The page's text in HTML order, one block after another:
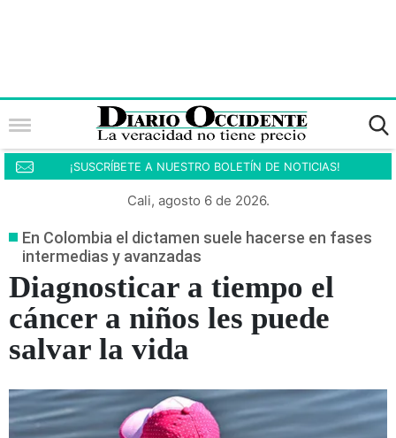
¡SUSCRÍBETE A NUESTRO BOLETÍN DE NOTICIAS!
Cali, agosto 6 de 2026.
En Colombia el dictamen suele hacerse en fases
intermedias y avanzadas
Diagnosticar a tiempo el
cáncer a niños les puede
salvar la vida